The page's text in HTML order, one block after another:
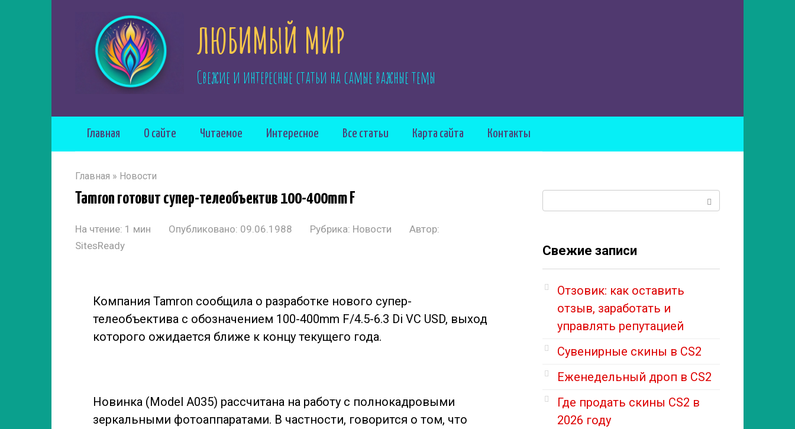
ЛЮБИМЫЙ МИР
Свежие и интересные статьи на самые важные темы
Главная О сайте Читаемое Интересное Все статьи Карта сайта Контакты
Главная » Новости
Tamron готовит супер-телеобъектив 100-400mm F
На чтение: 1 мин Опубликовано: 09.06.1988 Рубрика: Новости
Автор:
SitesReady
Компания Tamron сообщила о разработке нового супер-
телеобъектива с обозначением 100-400mm F/4.5-6.3 Di VC USD, выход
которого ожидается ближе к концу текущего года.
Новинка (Model A035) рассчитана на работу с полнокадровыми
зеркальными фотоаппаратами. В частности, говорится о том, что
Свежие записи
Отзовик: как оставить
отзыв, заработать и
управлять репутацией
Сувенирные скины в CS2
Еженедельный дроп в CS2
Где продать скины CS2 в
2026 году